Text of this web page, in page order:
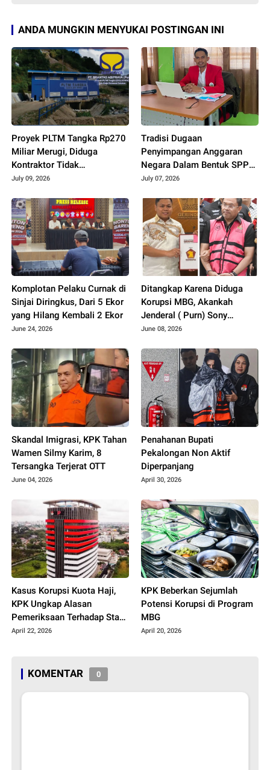
ANDA MUNGKIN MENYUKAI POSTINGAN INI
Proyek PLTM Tangka Rp270
Miliar Merugi, Diduga
Kontraktor Tidak
Profesional, Berikut
July 09, 2026
Tradisi Dugaan
Penyimpangan Anggaran
Negara Dalam Bentuk SPPD,
Praktisi Hukum Minta Kejari
DPRD Sinjai
July 07, 2026
Komplotan Pelaku Curnak di
Sinjai Diringkus, Dari 5 Ekor
yang Hilang Kembali 2 Ekor
June 24, 2026
Ditangkap Karena Diduga
Korupsi MBG, Akankah
Jenderal ( Purn) Sony
Sonjaya Menyeret Nama
June 08, 2026
Skandal Imigrasi, KPK Tahan
Wamen Silmy Karim, 8
Tersangka Terjerat OTT
June 04, 2026
Penahanan Bupati
Pekalongan Non Aktif
Diperpanjang
April 30, 2026
Kasus Korupsi Kuota Haji,
KPK Ungkap Alasan
Pemeriksaan Terhadap Staf
PBNU
April 22, 2026
KPK Beberkan Sejumlah
Potensi Korupsi di Program
MBG
April 20, 2026
KOMENTAR 0